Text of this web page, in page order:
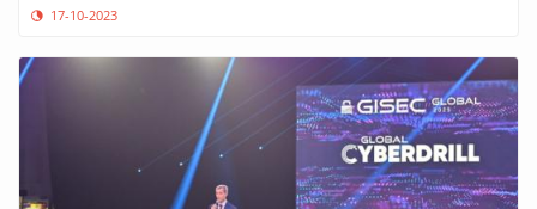
17-10-2023